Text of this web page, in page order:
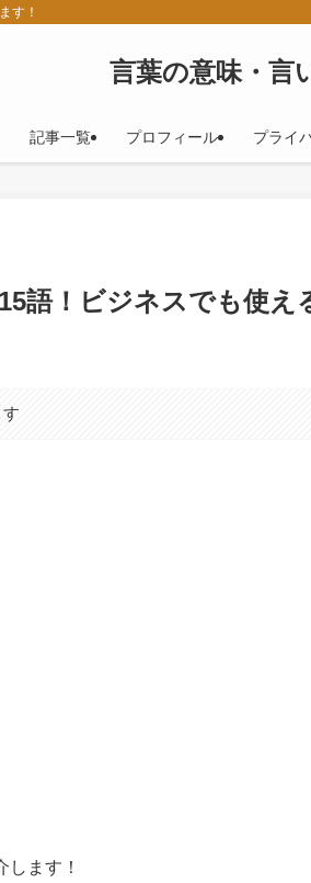
す！
言葉の意味・言
記事一覧 プロフィール プライ
語！ビジネスでも使え
ます！